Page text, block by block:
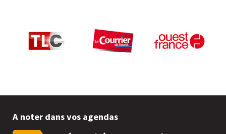
A noter dans vos agendas